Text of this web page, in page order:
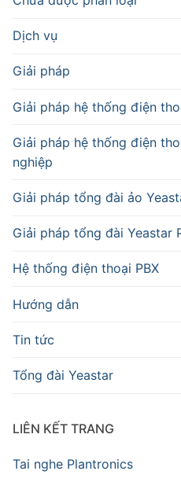
Dịch vụ
Giải pháp
Giải pháp hệ thống điện
Giải pháp hệ thống điện
nghiệp
Giải pháp tổng đài ảo
Giải pháp tổng đài Yeastar
Hệ thống điện thoại PBX
Hướng dẫn
Tin tức
Tổng đài Yeastar
LIÊN KẾT TRANG
Tai nghe Plantronics